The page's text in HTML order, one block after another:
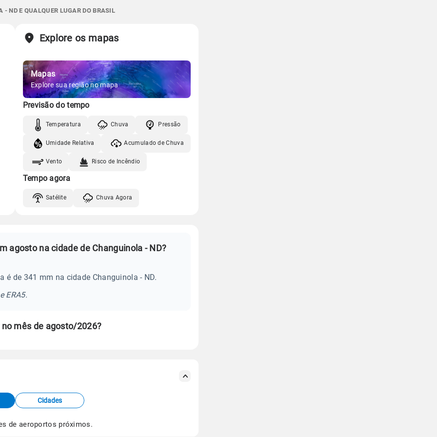
08:21h às 20:49h
Minguante
Vento Umidade
1.4mm
77%
Sol
Lua
Gráfico
- ND E QUALQUER LUGAR DO BRASIL
Explore os mapas
Mapas
Explore sua região no mapa
Previsão do tempo
Temperatura Chuva Pressão
Umidade Relativa Acumulado de Chuva
Vento Risco de Incêndio
Tempo agora
Satélite Chuva Agora
agosto na cidade de Changuinola - ND?
é de 341 mm na cidade Changuinola - ND.
ERA5.
mês de agosto/2026?
Cidades
de aeroportos próximos.